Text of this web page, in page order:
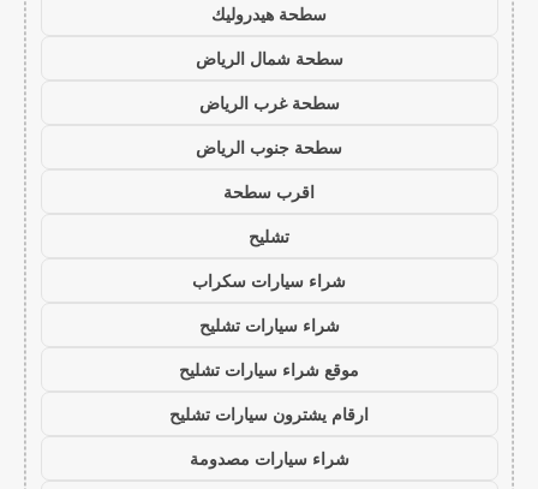
سطحة هيدروليك
سطحة شمال الرياض
سطحة غرب الرياض
سطحة جنوب الرياض
اقرب سطحة
تشليح
شراء سيارات سكراب
شراء سيارات تشليح
موقع شراء سيارات تشليح
ارقام يشترون سيارات تشليح
شراء سيارات مصدومة